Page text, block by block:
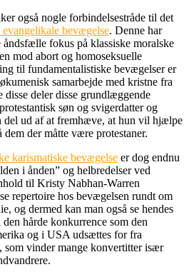
også nogle forbindelsestråde til det
evangelikale bevægelse. Denne har
åndsfælle fokus på klassiske moralske
mod abort og homoseksuelle
til fundamentalistiske bevægelser er
samarbejde med kristne fra
disse deler disse grundlæggende
søn og svigerdatter og
del ud af at fremhæve, at hun vil hjælpe
dem der måtte være protestaner.
karismatiske bevægelse er dog endnu
i ånden” og helbredelser ved
til Kristy Nabhan-Warren
repertoire hos bevægelsen rundt om
og dermed kan man også se hendes
hårde konkurrence som den
og i USA udsættes for fra
som vinder mange konvertitter især